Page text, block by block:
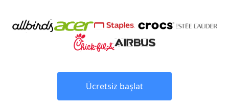
Ücretsiz başlat